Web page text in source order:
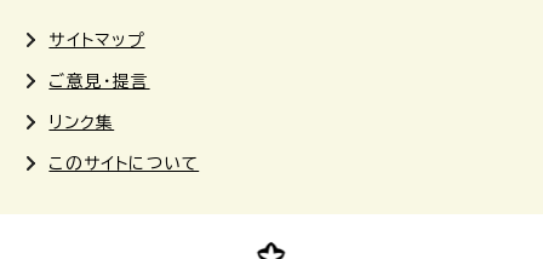
サイトマップ
ご意見・提言
リンク集
このサイトについて